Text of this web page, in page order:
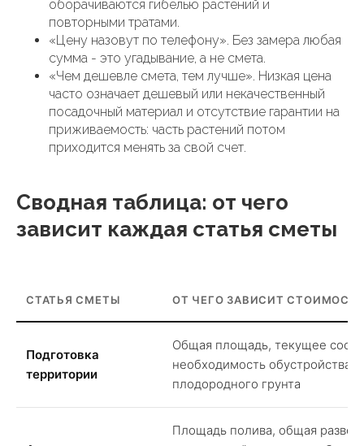
оборачиваются гибелью растений и
повторными тратами.
«Цену назовут по телефону». Без замера любая
сумма - это угадывание, а не смета.
«Чем дешевле смета, тем лучше». Низкая цена
часто означает дешевый или некачественный
посадочный материал и отсутствие гарантии на
приживаемость: часть растений потом
приходится менять за свой счет.
Сводная таблица: от чего
зависит каждая статья сметы
СТАТЬЯ СМЕТЫ ОТ ЧЕГО ЗАВИСИТ
Подготовка
территории
Общая площадь, текущее
необходимость обустройства
плодородного грунта
Площадь полива, общая